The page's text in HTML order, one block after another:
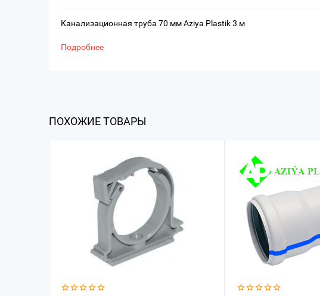
Канализационная труба 70 мм Aziya Plastik 3 м
Подробнее
ПОХОЖИЕ ТОВАРЫ